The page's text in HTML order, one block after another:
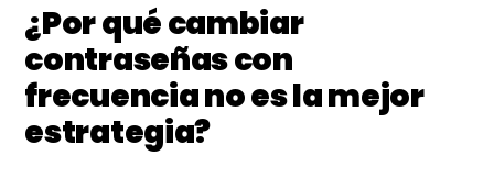
¿Por qué cambiar
contraseñas con
frecuencia no es la mejor
estrategia?